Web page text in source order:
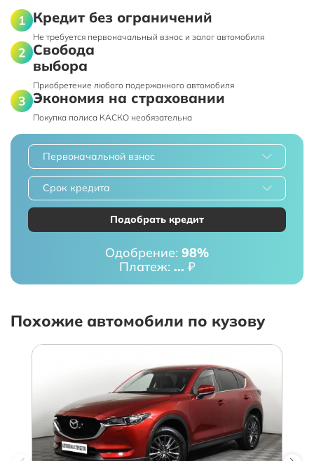
Кредит без ограничений
Не требуется первоначальный взнос и залог автомобиля
Свобода
выбора
Приобретение любого подержанного автомобиля
Экономия на страховании
Покупка полиса КАСКО необязательна
Первоначальной взнос
Срок кредита
Подобрать кредит
Одобрение: 98%
Платеж: ... ₽
Похожие автомобили по кузову